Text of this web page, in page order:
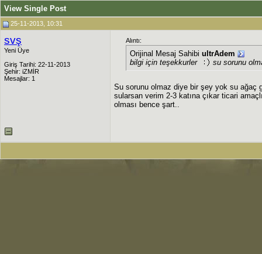
View Single Post
25-11-2013, 10:31
svş
Yeni Üye
Giriş Tarihi: 22-11-2013
Şehir: iZMİR
Mesajlar: 1
Alıntı:
Orijinal Mesaj Sahibi ultrAdem
bilgi için teşekkurler
su sorunu
Su sorunu olmaz diye bir şey yok su ağaç
sularsan verim 2-3 katına çıkar ticari
olması bence şart..